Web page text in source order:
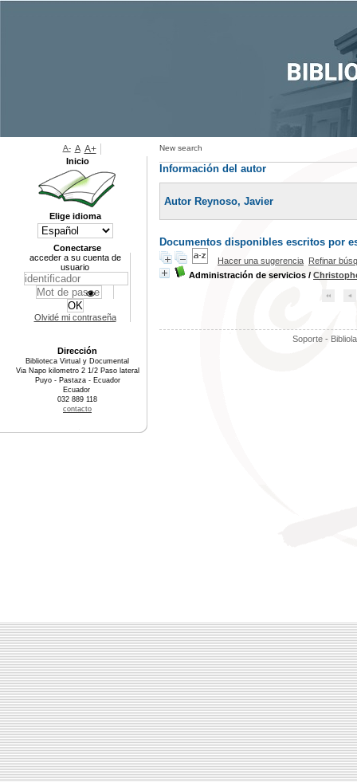
New search
Información del autor
Autor Reynoso, Javier
Documentos disponibles escritos por
Hacer una sugerencia Refinar
Administración de servicios /
Soporte -
A- A A+
Inicio
Elige idioma
Conectarse
acceder a su cuenta de
usuario
Olvidé mi contraseña
Dirección
Biblioteca Virtual y Documental
Via Napo kilometro 2 1/2 Paso lateral
Puyo - Pastaza - Ecuador
Ecuador
032 889 118
contacto